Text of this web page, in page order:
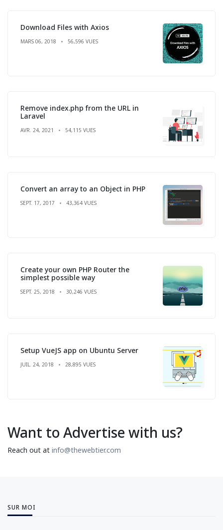
Download Files with Axios
MARS 06, 2018 56,596 VUES
Remove index.php from the URL in
Laravel
AVR. 24, 2021 54,115 VUES
Convert an array to an Object in PHP
SEPT. 17, 2017 43,364 VUES
Create your own PHP Router the
simplest possible way
SEPT. 25, 2018 30,246 VUES
Setup VueJS app on Ubuntu Server
JUIL. 24, 2018 28,895 VUES
Want to Advertise with us?
Reach out at info@thewebtier.com
SUR MOI